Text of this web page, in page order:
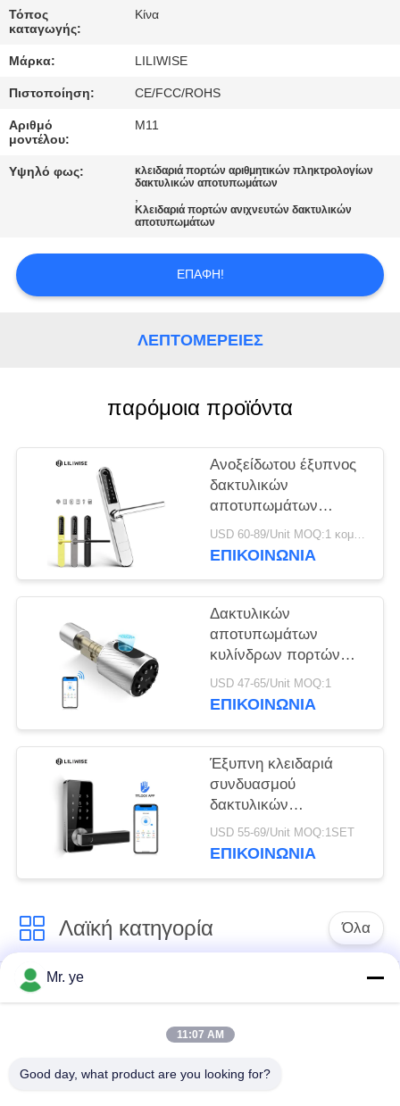
ΣΕ
ΕΠΑΦΉ
ΜΕ
ΕΙΔΉΣΕΙΣ
SITEMAP
ΜΥΣΤΙΚΌΤΗΤΑΣ
Τόπος
καταγωγής:
Κίνα
Μάρκα: LILIWISE
Πιστοποίηση: CE/FCC/ROHS
Αριθμό
μοντέλου:
M11
Υψηλό φως:
κλειδαριά πορτών αριθμητικών πληκτρολογίων
δακτυλικών αποτυπωμάτων
,
Κλειδαριά πορτών ανιχνευτών δακτυλικών
αποτυπωμάτων
ΕΠΑΦΉ!
ΛΕΠΤΟΜΈΡΕΙΕΣ
παρόμοια προϊόντα
Ανοξείδωτου έξυπνος
δακτυλικών
αποτυπωμάτων
πορτών τηλεχειρισμός
Wifi Bluetooth
USD 60-89/Unit MOQ:1 κομμάτι
ΕΠΙΚΟΙΝΩΝΊΑ
Δακτυλικών
αποτυπωμάτων
κυλίνδρων πορτών
βασική κλειδαριά
κώδικα καρτών
διευθετήσιμη
USD 47-65/Unit MOQ:1
ΕΠΙΚΟΙΝΩΝΊΑ
Έξυπνη κλειδαριά
συνδυασμού
δακτυλικών
αποτυπωμάτων
Bluetooth κλειδαριών
USD 55-69/Unit MOQ:1SET
ΕΠΙΚΟΙΝΩΝΊΑ
Λαϊκή κατηγορία Όλα
Ηλεκτρονικές
αποτυπωμάτων
κλείδωμα θυρών
Κλειδαριά πορτών
Mr. ye
11:07 AM
Good day, what product are you looking for?